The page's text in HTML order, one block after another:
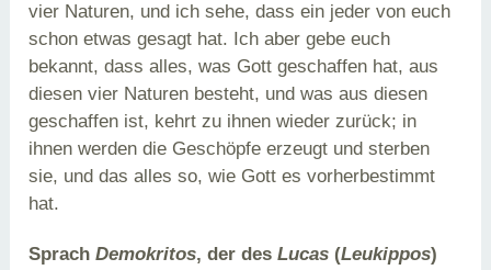
vier Naturen, und ich sehe, dass ein jeder von euch
schon etwas gesagt hat. Ich aber gebe euch
bekannt, dass alles, was Gott geschaffen hat, aus
diesen vier Naturen besteht, und was aus diesen
geschaffen ist, kehrt zu ihnen wieder zurück; in
ihnen werden die Geschöpfe erzeugt und sterben
sie, und das alles so, wie Gott es vorherbestimmt
hat.
SprachDemokritos, der desLucas (Leukippos)